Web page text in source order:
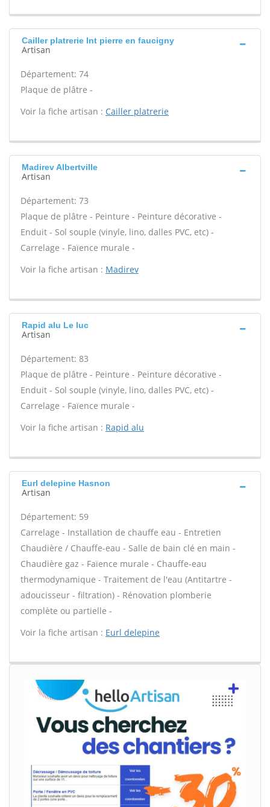
Cailler platrerie Int pierre en faucigny
Artisan
Département: 74
Plaque de plâtre -
Voir la fiche artisan : Cailler platrerie
Madirev Albertville
Artisan
Département: 73
Plaque de plâtre - Peinture - Peinture décorative -
Enduit - Sol souple (vinyle, lino, dalles PVC, etc) -
Carrelage - Faïence murale -
Voir la fiche artisan : Madirev
Rapid alu Le luc
Artisan
Département: 83
Plaque de plâtre - Peinture - Peinture décorative -
Enduit - Sol souple (vinyle, lino, dalles PVC, etc) -
Carrelage - Faïence murale -
Voir la fiche artisan : Rapid alu
Eurl delepine Hasnon
Artisan
Département: 59
Carrelage - Installation de chauffe eau - Entretien
Chaudière / Chauffe-eau - Salle de bain clé en main -
Chaudière gaz - Faïence murale - Chauffe-eau
thermodynamique - Traitement de l'eau (Antitartre -
adoucisseur - filtration) - Rénovation plomberie
complète ou partielle -
Voir la fiche artisan : Eurl delepine